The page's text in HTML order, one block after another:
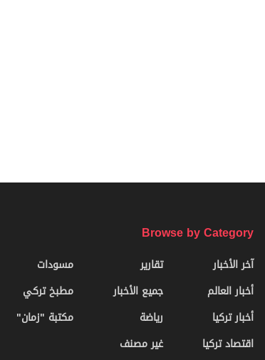
Browse by Category
آخر الأخبار
أخبار العالم
أخبار تركيا
اقتصاد تركيا
تقارير
جميع الأخبار
رياضة
غير مصنف
مسودات
مطبخ تركي
مكتبة "زمان"